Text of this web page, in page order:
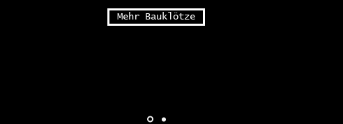
Mehr Bauklötze